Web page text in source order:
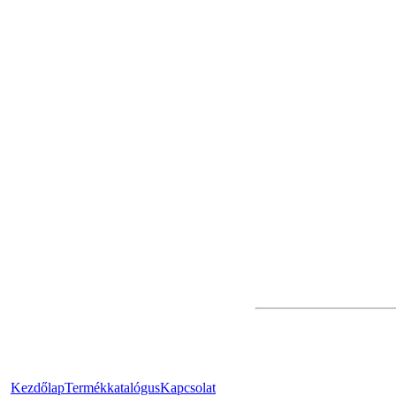
KezdőlapTermékkatalógusKapcsolat